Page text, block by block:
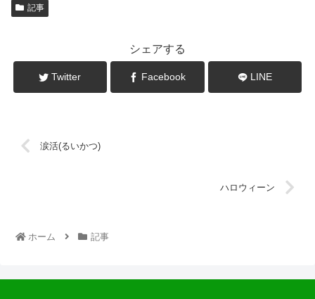
記事
シェアする
Twitter Facebook LINE
涙活(るいかつ)
ハロウィーン
ホーム 記事